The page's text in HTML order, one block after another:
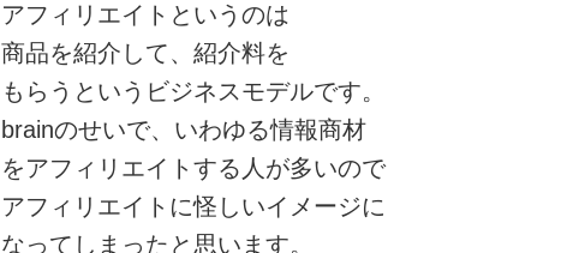
アフィリエイトというのは
商品を紹介して、紹介料を
もらうというビジネスモデルです。
brainのせいで、いわゆる情報商材
をアフィリエイトする人が多いので
アフィリエイトに怪しいイメージに
なってしまったと思います。